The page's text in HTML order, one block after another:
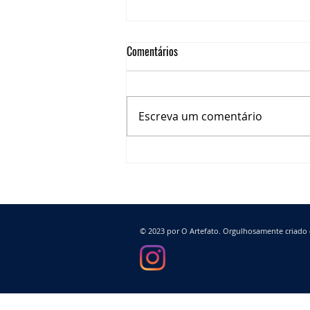
Comentários
Escreva um comentário
© 2023 por O Artefato. Orgulhosamente criado